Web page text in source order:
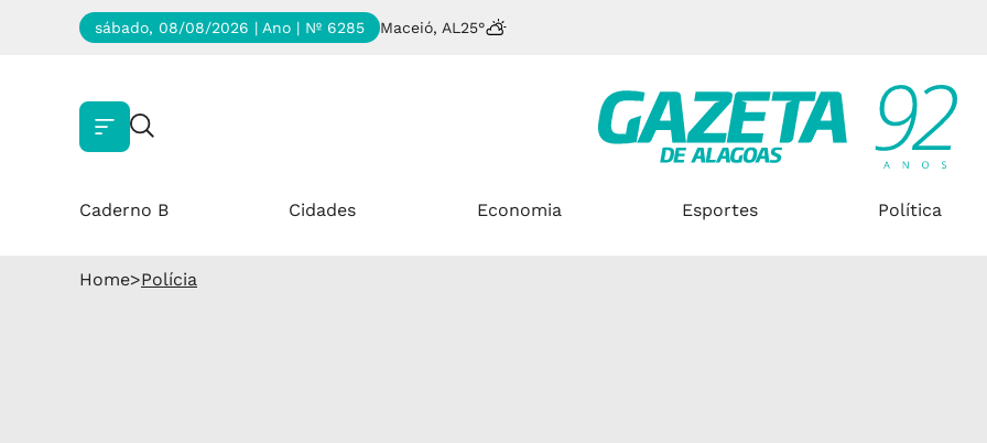
sábado, 08/08/2026 | Ano | Nº 6285 Maceió, AL 25°
Caderno B Cidades Economia Esportes Política
Home>Polícia